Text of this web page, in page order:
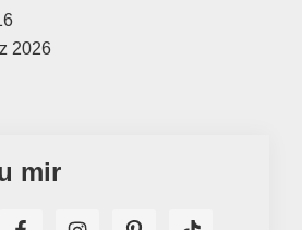
2026
mir